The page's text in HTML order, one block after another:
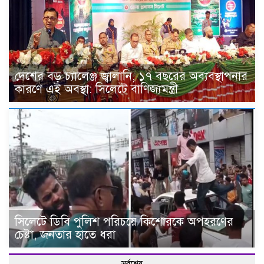
দেশের বড় চ্যালেঞ্জ জ্বালানি, ১৭ বছরের অব্যবস্থাপনার
কারণে এই অবস্থা: সিলেটে বাণিজ্যমন্ত্রী
সিলেটে ডিবি পুলিশ পরিচয়ে কিশোরকে অপহরণের
চেষ্টা, জনতার হাতে ধরা